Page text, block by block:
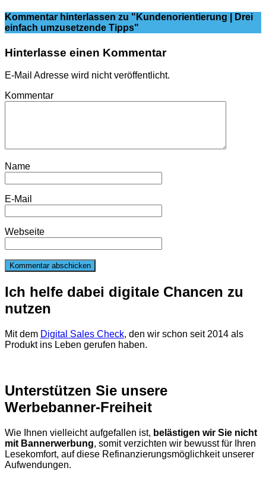
Kommentar hinterlassen zu "Kundenorientierung | Drei
einfach umzusetzende Tipps"
Hinterlasse einen Kommentar
E-Mail Adresse wird nicht veröffentlicht.
Kommentar
Name
E-Mail
Webseite
Ich helfe dabei digitale Chancen zu
nutzen
Mit dem Digital Sales Check, den wir schon seit 2014 als
Produkt ins Leben gerufen haben.
Unterstützen Sie unsere
Werbebanner-Freiheit
Wie Ihnen vielleicht aufgefallen ist, belästigen wir Sie nicht
mit Bannerwerbung, somit verzichten wir bewusst für Ihren
Lesekomfort, auf diese Refinanzierungsmöglichkeit unserer
Aufwendungen.